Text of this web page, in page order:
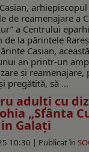
de reamenajare a
a Centrului
de la părintele
Casian,
an printr-un
şi reamenajare,
pregătită, să ...
adulți cu
„Sfânta
Galați
10:30 | Publicat în